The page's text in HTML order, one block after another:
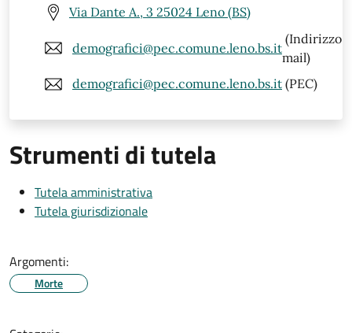
Via Dante A., 3 25024 Leno (BS)
demografici@pec.comune.leno.bs.it
(Indirizzo
mail)
demografici@pec.comune.leno.bs.it (PEC)
Strumenti di tutela
Tutela amministrativa
Tutela giurisdizionale
Argomenti:
Morte